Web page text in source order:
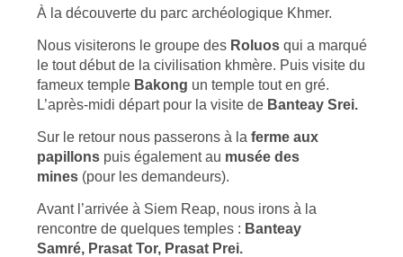
À la découverte du parc archéologique Khmer.
Nous visiterons le groupe des Roluosqui a marqué
le tout début de la civilisation khmère. Puis visite du
fameux temple Bakong un temple tout en gré.
L’après-midi départ pour la visite de Banteay Srei.
Sur le retour nous passerons à la ferme aux
papillons puis également au musée des
mines (pour les demandeurs).
Avant l’arrivée à Siem Reap, nous irons à la
rencontre de quelques temples : Banteay
Samré, Prasat Tor, Prasat Prei.